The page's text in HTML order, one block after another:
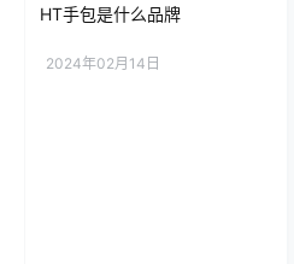
HT手包是什么品牌
2024年02月14日